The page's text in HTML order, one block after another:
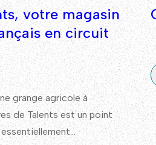
votre magasin
en circuit
grange agricole à
de Talents est un point